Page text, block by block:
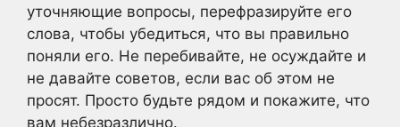
уточняющие вопросы, перефразируйте его
слова, чтобы убедиться, что вы правильно
поняли его. Не перебивайте, не осуждайте и
не давайте советов, если вас об этом не
просят. Просто будьте рядом и покажите, что
вам небезразлично.